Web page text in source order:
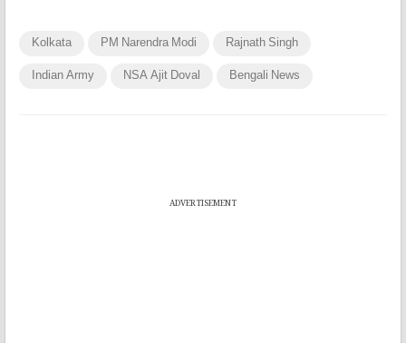
Kolkata PM Narendra Modi Rajnath Singh
Indian Army NSA Ajit Doval Bengali News
ADVERTISEMENT